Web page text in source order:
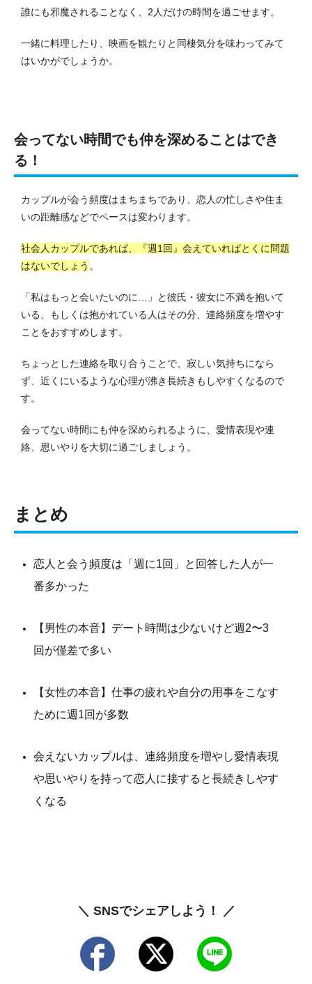
誰にも邪魔されることなく、2人だけの時間を過ごせます。
一緒に料理したり、映画を観たりと同棲気分を味わってみて
はいかがでしょうか。
会ってない時間でも仲を深めることはでき
る！
カップルが会う頻度はまちまちであり、恋人の忙しさや住ま
いの距離感などでペースは変わります。
社会人カップルであれば、『週1回』会えていればとくに問題
はないでしょう 。
「私はもっと会いたいのに…」と彼氏・彼女に不満を抱いて
いる、もしくは抱かれている人はその分、連絡頻度を増やす
ことをおすすめします。
ちょっとした連絡を取り合うことで、寂しい気持ちになら
ず、近くにいるような心理が沸き長続きもしやすくなるので
す。
会ってない時間にも仲を深められるように、愛情表現や連
絡、思いやりを大切に過ごしましょう。
まとめ
恋人と会う頻度は「週に1回」と回答した人が一
番多かった
【男性の本音】デート時間は少ないけど週2〜3
回が僅差で多い
【女性の本音】仕事の疲れや自分の用事をこなす
ために週1回が多数
会えないカップルは、連絡頻度を増やし愛情表現
や思いやりを持って恋人に接すると長続きしやす
くなる
＼ SNSでシェアしよう！ ／